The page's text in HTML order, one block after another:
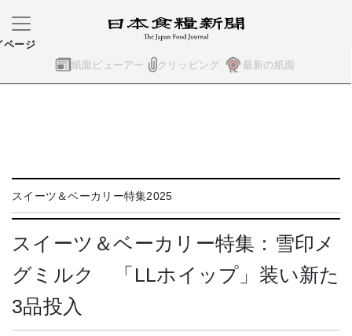
紙面ビューアー クリッピング 最新の紙面
ページ
スイーツ＆ベーカリー特集2025
スイーツ＆ベーカリー特集：雪印メ
グミルク 「LLホイップ」装い新た
3品投入